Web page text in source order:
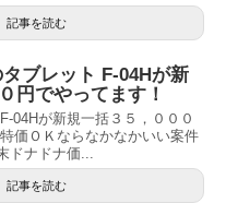
記事を読む
ブレット F-04Hが新
円でやってます！
04Hが新規一括３５，０００
価ＯＫならなかなかいい案件
ドナドナ価...
記事を読む